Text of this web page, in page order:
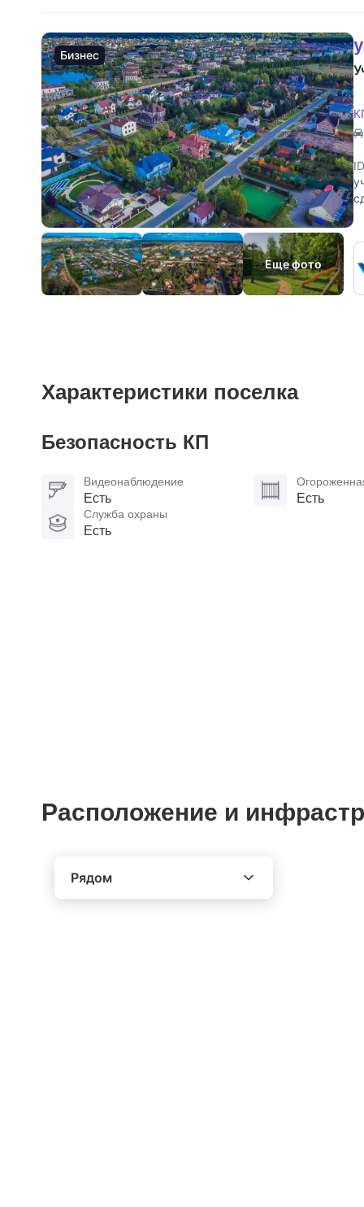
Бизнес
Еще фото
Характеристики поселка
Безопасность КП
Видеонаблюдение
Есть Есть
Служба охраны
Есть
Расположение и
Рядом